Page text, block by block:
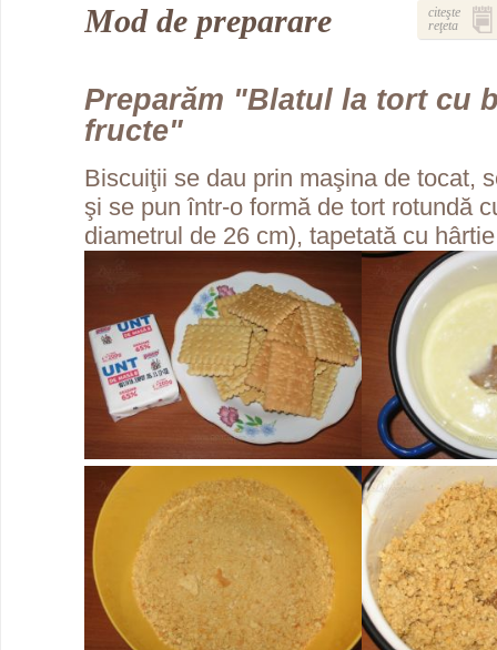
Mod de preparare
citeşte
reţeta
Preparăm "Blatul la tort cu
fructe"
Biscuiţii se dau prin maşina de tocat,
şi se pun într-o formă de tort rotundă
diametrul de 26 cm), tapetată cu